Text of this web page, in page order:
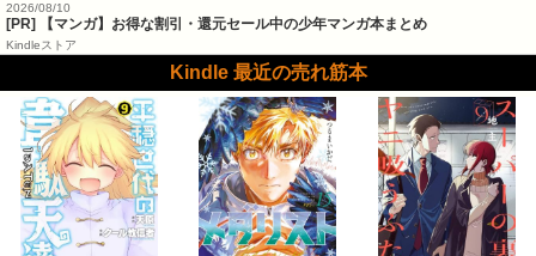
2026/08/10
[PR] 【マンガ】お得な割引・還元セール中の少年マンガ本まとめ
Kindleストア
Kindle 最近の売れ筋本